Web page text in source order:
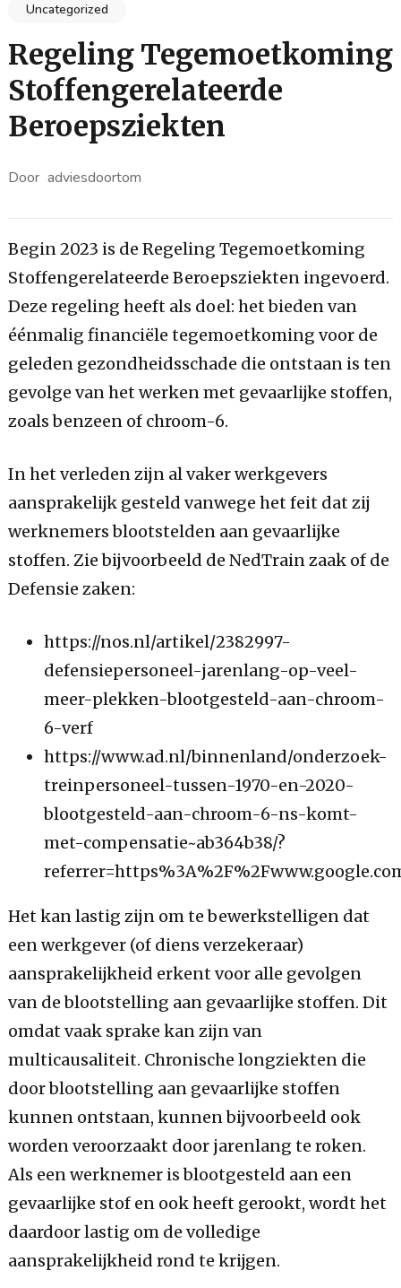
Uncategorized
Regeling Tegemoetkoming
Stoffengerelateerde
Beroepsziekten
Door adviesdoortom
Begin 2023 is de Regeling Tegemoetkoming
Stoffengerelateerde Beroepsziekten ingevoerd.
Deze regeling heeft als doel: het bieden van
éénmalig financiële tegemoetkoming voor de
geleden gezondheidsschade die ontstaan is ten
gevolge van het werken met gevaarlijke stoffen,
zoals benzeen of chroom-6.
In het verleden zijn al vaker werkgevers
aansprakelijk gesteld vanwege het feit dat zij
werknemers blootstelden aan gevaarlijke
stoffen. Zie bijvoorbeeld de NedTrain zaak of de
Defensie zaken:
https://nos.nl/artikel/2382997-
defensiepersoneel-jarenlang-op-veel-
meer-plekken-blootgesteld-aan-chroom-
6-verf
https://www.ad.nl/binnenland/onderzoek-
treinpersoneel-tussen-1970-en-2020-
blootgesteld-aan-chroom-6-ns-komt-
met-compensatie~ab364b38/?
Het kan lastig zijn om te bewerkstelligen dat
een werkgever (of diens verzekeraar)
aansprakelijkheid erkent voor alle gevolgen
van de blootstelling aan gevaarlijke stoffen. Dit
omdat vaak sprake kan zijn van
multicausaliteit. Chronische longziekten die
door blootstelling aan gevaarlijke stoffen
kunnen ontstaan, kunnen bijvoorbeeld ook
worden veroorzaakt door jarenlang te roken.
Als een werknemer is blootgesteld aan een
gevaarlijke stof en ook heeft gerookt, wordt het
daardoor lastig om de volledige
aansprakelijkheid rond te krijgen.